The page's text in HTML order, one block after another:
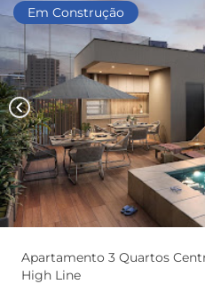
Em Construção
chevron_left
Apartamento 3 Quartos
High Line